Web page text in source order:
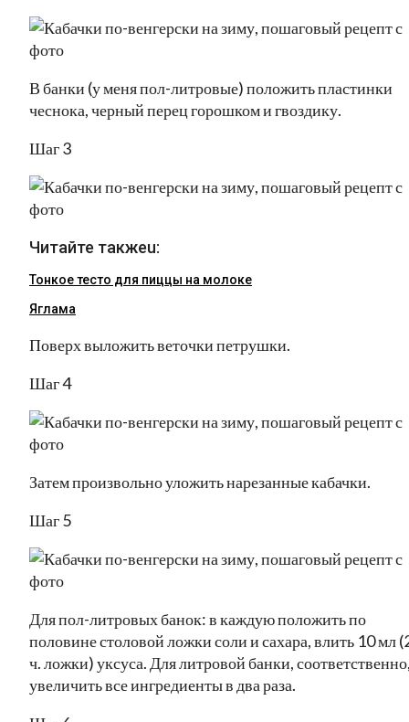
В банки (у меня пол-литровые) положить пластинки
чеснока, черный перец горошком и гвоздику.
Шаг 3
Читайте такжеu:
Тонкое тесто для пиццы на молоке
Яглама
Поверх выложить веточки петрушки.
Шаг 4
Затем произвольно уложить нарезанные кабачки.
Шаг 5
Для пол-литровых банок: в каждую положить по
половине столовой ложки соли и сахара, влить 10 мл
ч. ложки) уксуса. Для литровой банки,
увеличить все ингредиенты в два раза.